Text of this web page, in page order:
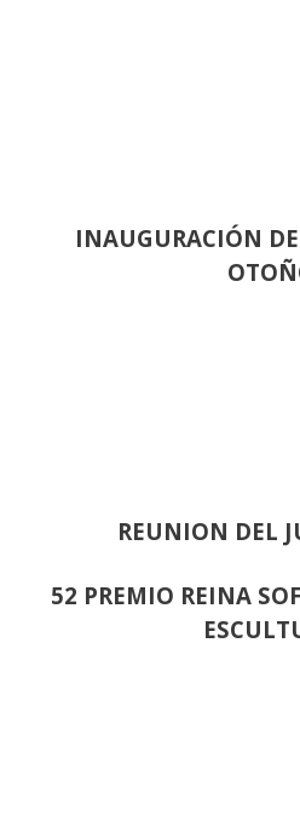
INAUGURACIÓN
REUNION DEL
52 PREMIO REINA